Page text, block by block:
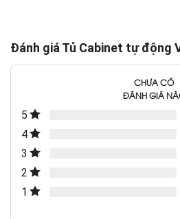
Đánh giá Tủ Cabinet tự động
CHƯA CÓ
ĐÁNH GIÁ
5
4
3
2
1